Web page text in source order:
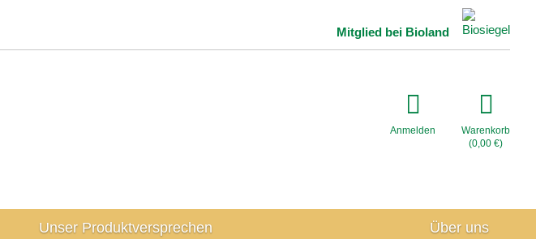
Mitglied bei Bioland
Anmelden
Warenkorb
(0,00 €)
Unser Produktversprechen Über uns